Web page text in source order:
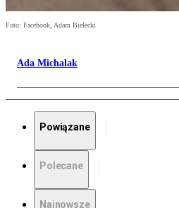
Foto: Facebook, Adam Bielecki
Ada Michalak
Powiązane
Polecane
Najnowsze